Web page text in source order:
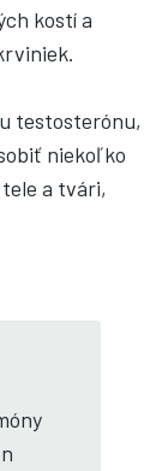
kostí a
testosterónu,
niekoľko
a tvári,